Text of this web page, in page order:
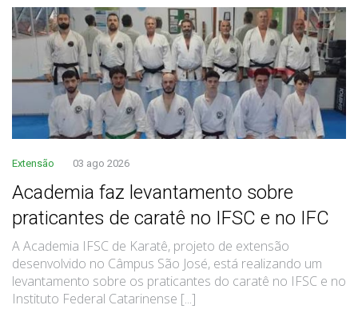
Extensão 03 ago 2026
Academia faz levantamento sobre
praticantes de caratê no IFSC e no IFC
A Academia IFSC de Karatê, projeto de extensão
desenvolvido no Câmpus São José, está realizando um
levantamento sobre os praticantes do caratê no IFSC e no
Instituto Federal Catarinense [...]